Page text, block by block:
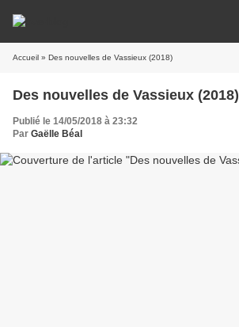
Accueil » Des nouvelles de Vassieux (2018)
Des nouvelles de Vassieux (2018)
Publié le 14/05/2018 à 23:32
Par Gaëlle Béal